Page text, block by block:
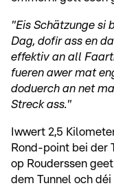
"Eis Schätzunge si
Dag, dofir ass en
effektiv an all
fueren awer mat
doduerch an net
Streck ass."
Iwwert 2,5
Rond-point bei der
op Rouderssen
dem Tunnel och